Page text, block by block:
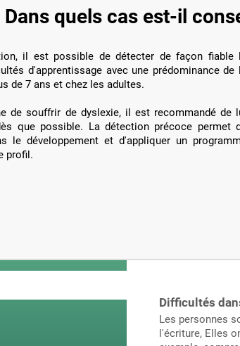
Dans quels cas est-il
il est possible de détecter de façon fiable
d'apprentissage avec une prédominance de
de 7 ans et chez les adultes.
de souffrir de dyslexie, il est recommandé de
que possible. La détection précoce permet
le développement et d'appliquer un
profil.
Difficultés
Les personnes
l'écriture, Elles